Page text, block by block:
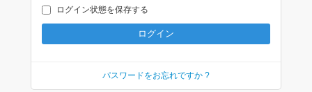
ログイン状態を保存する
パスワードをお忘れですか ?